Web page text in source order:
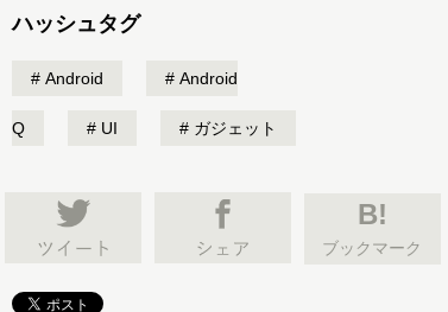
ハッシュタグ
Android Android
Q UI ガジェット
B!
ブックマーク